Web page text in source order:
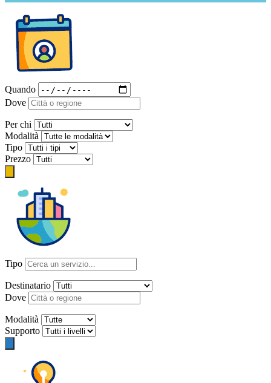
Quando
Dove
Per chi
Modalità
Tipo
Prezzo
Tipo
Destinatario
Dove
Modalità
Supporto